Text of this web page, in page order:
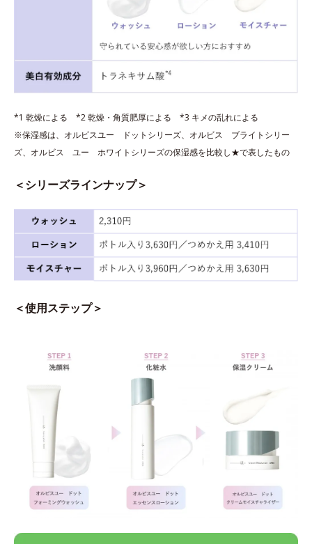
*1 乾燥による *2 乾燥・角質肥厚による *3 キメの乱れによる
※保湿感は、オルビスユー ドットシリーズ、オルビス ブライトシリー
ズ、オルビス ユー ホワイトシリーズの保湿感を比較し★で表したもの
＜シリーズラインナップ＞
＜使用ステップ＞